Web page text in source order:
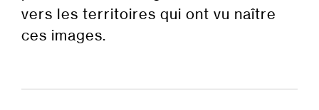
vers les territoires qui ont vu naître
ces images.